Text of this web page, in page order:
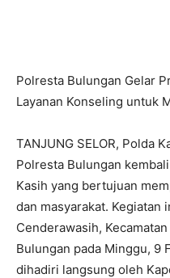
Polresta Bulungan Gelar
Layanan Konseling untuk
TANJUNG SELOR, Polda
Polresta Bulungan
Kasih yang bertujuan
dan masyarakat. Kegiatan
Cenderawasih,
Bulungan pada Minggu, 9
dihadiri langsung oleh